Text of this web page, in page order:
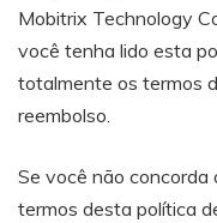
Mobitrix Technology
você tenha lido esta
totalmente os termos
reembolso.
Se você não
termos desta política